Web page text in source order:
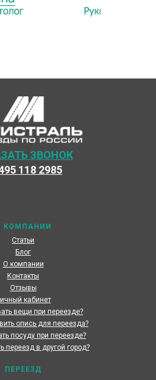
КОМПАНИИ
Статьи
ПЕРЕЕЗД
Блог
О компании
Контакты
Отзывы
кабинет
вещи при переезде?
опись для переезда?
посуду при переезде?
переезд в другой город?
118 2985
ЗВОНОК